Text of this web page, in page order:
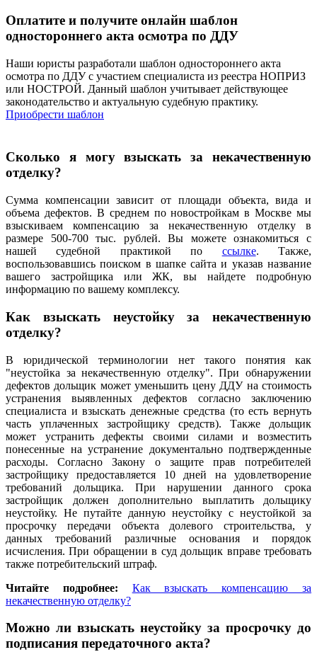
Оплатите и получите онлайн шаблон
одностороннего акта осмотра по ДДУ
Наши юристы разработали шаблон одностороннего акта
осмотра по ДДУ с участием специалиста из реестра НОПРИЗ
или НОСТРОЙ. Данный шаблон учитывает действующее
законодательство и актуальную судебную практику.
Приобрести шаблон
Сколько я могу взыскать за некачественную
отделку?
Сумма компенсации зависит от площади объекта, вида и
объема дефектов. В среднем по новостройкам в Москве мы
взыскиваем компенсацию за некачественную отделку в
размере 500-700 тыс. рублей. Вы можете ознакомиться с
нашей судебной практикой по ссылке. Также,
воспользовавшись поиском в шапке сайта и указав название
вашего застройщика или ЖК, вы найдете подробную
информацию по вашему комплексу.
Как взыскать неустойку за некачественную
отделку?
В юридической терминологии нет такого понятия как
"неустойка за некачественную отделку". При обнаружении
дефектов дольщик может уменьшить цену ДДУ на стоимость
устранения выявленных дефектов согласно заключению
специалиста и взыскать денежные средства (то есть вернуть
часть уплаченных застройщику средств). Также дольщик
может устранить дефекты своими силами и возместить
понесенные на устранение документально подтвержденные
расходы. Согласно Закону о защите прав потребителей
застройщику предоставляется 10 дней на удовлетворение
требований дольщика. При нарушении данного срока
застройщик должен дополнительно выплатить дольщику
неустойку. Не путайте данную неустойку с неустойкой за
просрочку передачи объекта долевого строительства, у
данных требований различные основания и порядок
исчисления. При обращении в суд дольщик вправе требовать
также потребительский штраф.
Читайте подробнее:
Как взыскать компенсацию за
некачественную отделку?
Можно ли взыскать неустойку за просрочку до
подписания передаточного акта?